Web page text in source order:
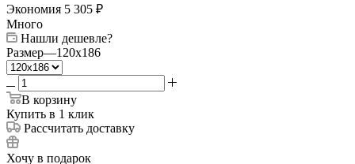
Экономия 5 305 ₽
Много
Нашли дешевле?
Размер—120x186
В корзину
Купить в 1 клик
Рассчитать доставку
Хочу в подарок